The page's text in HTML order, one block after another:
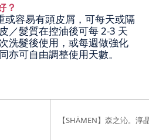
？
或容易有頭皮屑，可每天或隔
／髮質在控油後可每 2-3 天
洗髮後使用，或每週做強化
亦可自由調整使用天數。
【SHÄMEN】森之沁。淳